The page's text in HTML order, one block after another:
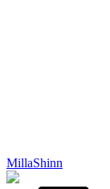
MillaShinn